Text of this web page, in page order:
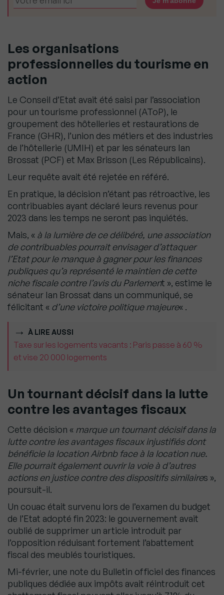
Les organisations
professionnelles du tourisme en
action
Le Conseil d’Etat avait été saisi par l’association
pour un tourisme professionnel (AToP), le
groupement des hôtelleries et restaurations de
France (GHR), l’union des métiers et des industries
de l’hôtellerie (UMIH) et par les sénateurs Ian
Brossat (PCF) et Max Brisson (Les Républicains).
Leur requête avait été rejetée en référé.
En pratique, la décision n’étant pas rétroactive, les
contribuables ayant déclaré leurs revenus pour
2023 dans les temps ne seront pas inquiétés.
Mais, « à la lumière de ce délibéré, une association
de contribuables pourrait envisager d’attaquer
l’Etat pour le manque à gagner pour les finances
publiques qu’a représenté le maintien de cette
niche fiscale contre l’avis du Parlement », estime le
sénateur Ian Brossat dans un communiqué, se
félicitant « d’une victoire politique majeure« .
À LIRE AUSSI
Taxe sur les logements vacants : Paris passe à 60 %
et vise 20 000 logements
Un tournant décisif dans la lutte
contre les avantages fiscaux
Cette décision « marque un tournant décisif dans la
lutte contre les avantages fiscaux injustifiés dont
bénéficie la location Airbnb face à la location nue.
Elle pourrait également ouvrir la voie à d’autres
actions en justice contre des dispositifs similaires »,
poursuit-il.
Un couac était survenu lors de l’examen du budget
de l’Etat adopté fin 2023: le gouvernement avait
oublié de supprimer un article introduit par
l’opposition réduisant fortement l’abattement
fiscal des meublés touristiques.
Mi-février, une note du Bulletin officiel des finances
publiques dédiée aux impôts avait réintroduit cet